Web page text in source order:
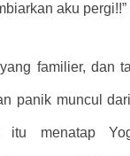
aku pergi!!”
familier, dan
panik muncul
itu menatap